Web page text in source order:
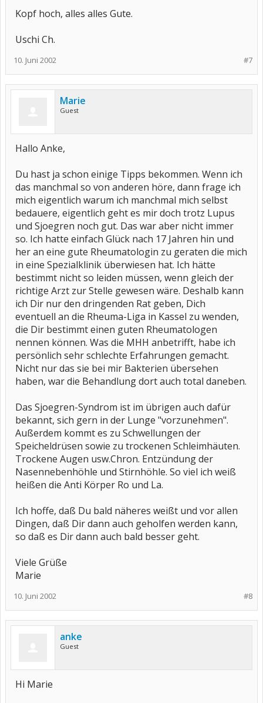
Kopf hoch, alles alles Gute.
Uschi Ch.
#7
10. Juni 2002
Marie
Guest
Hallo Anke,
Du hast ja schon einige Tipps bekommen. Wenn ich
das manchmal so von anderen höre, dann frage ich
mich eigentlich warum ich manchmal mich selbst
bedauere, eigentlich geht es mir doch trotz Lupus
und Sjoegren noch gut. Das war aber nicht immer
so. Ich hatte einfach Glück nach 17 Jahren hin und
her an eine gute Rheumatologin zu geraten die mich
in eine Spezialklinik überwiesen hat. Ich hätte
bestimmt nicht so leiden müssen, wenn gleich der
richtige Arzt zur Stelle gewesen wäre. Deshalb kann
ich Dir nur den dringenden Rat geben, Dich
eventuell an die Rheuma-Liga in Kassel zu wenden,
die Dir bestimmt einen guten Rheumatologen
nennen können. Was die MHH anbetrifft, habe ich
persönlich sehr schlechte Erfahrungen gemacht.
Nicht nur das sie bei mir Bakterien übersehen
haben, war die Behandlung dort auch total daneben.
Das Sjoegren-Syndrom ist im übrigen auch dafür
bekannt, sich gern in der Lunge "vorzunehmen".
Außerdem kommt es zu Schwellungen der
Speicheldrüsen sowie zu trockenen Schleimhäuten.
Trockene Augen usw.Chron. Entzündung der
Nasennebenhöhle und Stirnhöhle. So viel ich weiß
heißen die Anti Körper Ro und La.
Ich hoffe, daß Du bald näheres weißt und vor allen
Dingen, daß Dir dann auch geholfen werden kann,
so daß es Dir dann auch bald besser geht.
Viele Grüße
Marie
#8
10. Juni 2002
anke
Guest
Hi Marie